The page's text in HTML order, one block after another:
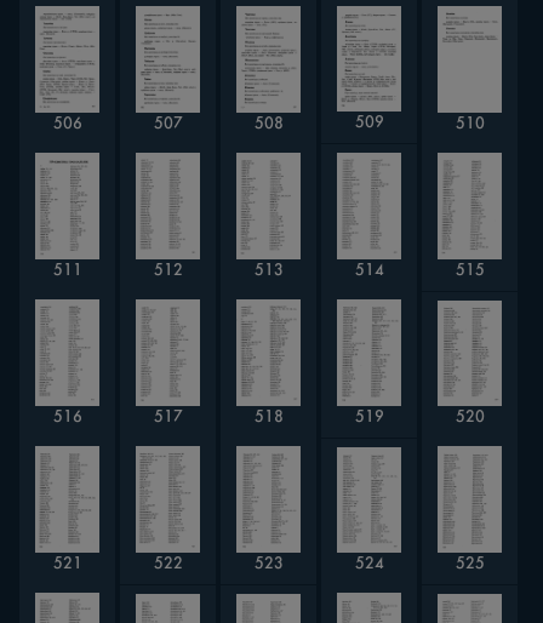
506 507 508 509 510
511 512 513 514 515
516 517 518 519 520
521 522 523 524 525